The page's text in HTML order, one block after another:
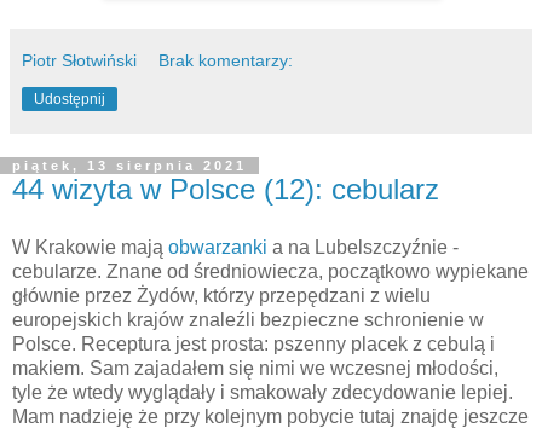
Piotr Słotwiński Brak komentarzy:
Udostępnij
piątek, 13 sierpnia 2021
44 wizyta w Polsce (12): cebularz
W Krakowie mają obwarzanki a na Lubelszczyźnie -
cebularze. Znane od średniowiecza, początkowo wypiekane
głównie przez Żydów, którzy przepędzani z wielu
europejskich krajów znaleźli bezpieczne schronienie w
Polsce. Receptura jest prosta: pszenny placek z cebulą i
makiem. Sam zajadałem się nimi we wczesnej młodości,
tyle że wtedy wyglądały i smakowały zdecydowanie lepiej.
Mam nadzieję że przy kolejnym pobycie tutaj znajdę jeszcze